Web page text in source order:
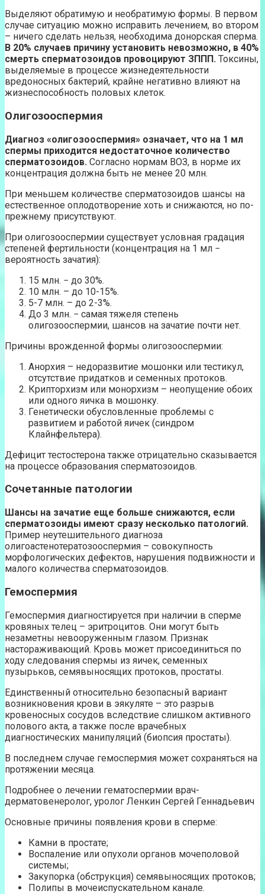
Выделяют обратимую и необратимую формы. В первом
случае ситуацию можно исправить лечением, во втором
– ничего сделать нельзя, необходима донорская сперма.
В 20% случаев причину установить невозможно, в 40%
смерть сперматозоидов провоцируют ЗППП. Токсины,
выделяемые в процессе жизнедеятельности
вредоносных бактерий, крайне негативно влияют на
жизнеспособность половых клеток.
Олигозооспермия
Диагноз «олигозооспермия» означает, что на 1 мл
спермы приходится недостаточное количество
сперматозоидов. Согласно нормам ВОЗ, в норме их
концентрация должна быть не менее 20 млн.
При меньшем количестве сперматозоидов шансы на
естественное оплодотворение хоть и снижаются, но по-
прежнему присутствуют.
При олигозооспермии существует условная градация
степеней фертильности (концентрация на 1 мл −
вероятность зачатия):
15 млн. − до 30%.
10 млн. – до 10-15%.
5-7 млн. – до 2-3%.
До 3 млн. − самая тяжеля степень
олигозооспермии, шансов на зачатие почти нет.
Причины врожденной формы олигозооспермии:
Анорхия – недоразвитие мошонки или тестикул,
отсутствие придатков и семенных протоков.
Крипторхизм или монорхизм – неопущение обоих
или одного яичка в мошонку.
Генетически обусловленные проблемы с
развитием и работой яичек (синдром
Клайнфельтера).
Дефицит тестостерона также отрицательно сказывается
на процессе образования сперматозоидов.
Сочетанные патологии
Шансы на зачатие еще больше снижаются, если
сперматозоиды имеют сразу несколько патологий.
Пример неутешительного диагноза
олигоастенотератозооспермия – совокупность
морфологических дефектов, нарушения подвижности и
малого количества сперматозоидов.
Гемоспермия
Гемоспермия диагностируется при наличии в сперме
кровяных телец – эритроцитов. Они могут быть
незаметны невооруженным глазом. Признак
настораживающий. Кровь может присоединиться по
ходу следования спермы из яичек, семенных
пузырьков, семявыносящих протоков, простаты.
Единственный относительно безопасный вариант
возникновения крови в эякуляте – это разрыв
кровеносных сосудов вследствие слишком активного
полового акта, а также после врачебных
диагностических манипуляций (биопсия простаты).
В последнем случае гемоспермия может сохраняться на
протяжении месяца.
Подробнее о лечении гематоспермии врач-
дерматовенеролог, уролог Ленкин Сергей Геннадьевич
Основные причины появления крови в сперме:
Камни в простате;
Воспаление или опухоли органов мочеполовой
системы;
Закупорка (обструкция) семявыносящих протоков;
Полипы в мочеиспускательном канале.